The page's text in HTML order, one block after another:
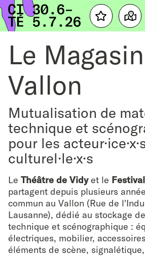
Le
Vallon
Mutualisation de
technique et
pour les
culturel·le·x·s
Le Théâtre de Vidyet le
partagent depuis plusieurs
commun au Vallon (Rue de
Lausanne), dédié au stockage
technique et scénographique :
électriques, mobilier,
éléments de scène,